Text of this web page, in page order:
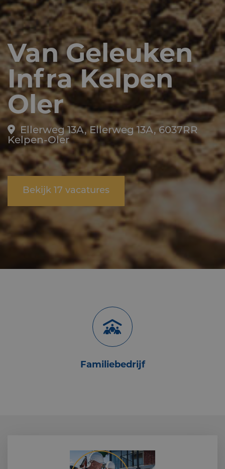
Van Geleuken
Infra Kelpen
Oler
Ellerweg 13A, Ellerweg 13A, 6037RR
Kelpen-Oler
Bekijk 17 vacatures
Familiebedrijf